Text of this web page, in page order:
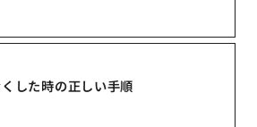
した時の正しい手順